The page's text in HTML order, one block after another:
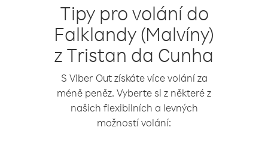
Tipy pro volání do
Falklandy (Malvíny)
z Tristan da Cunha
S Viber Out získáte více volání za
méně peněz. Vyberte si z některé z
našich flexibilních a levných
možností volání: